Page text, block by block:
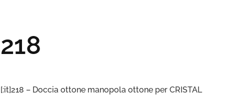
218
[:it]218 – Doccia ottone manopola ottone per CRISTAL